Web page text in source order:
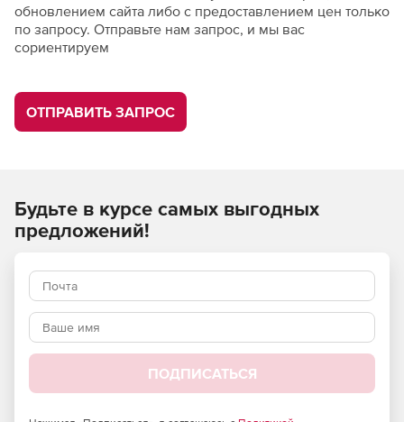
обновлением сайта либо с предоставлением цен только
по запросу. Отправьте нам запрос, и мы вас
сориентируем
ОТПРАВИТЬ ЗАПРОС
Будьте в курсе самых выгодных
предложений!
ПОДПИСАТЬСЯ